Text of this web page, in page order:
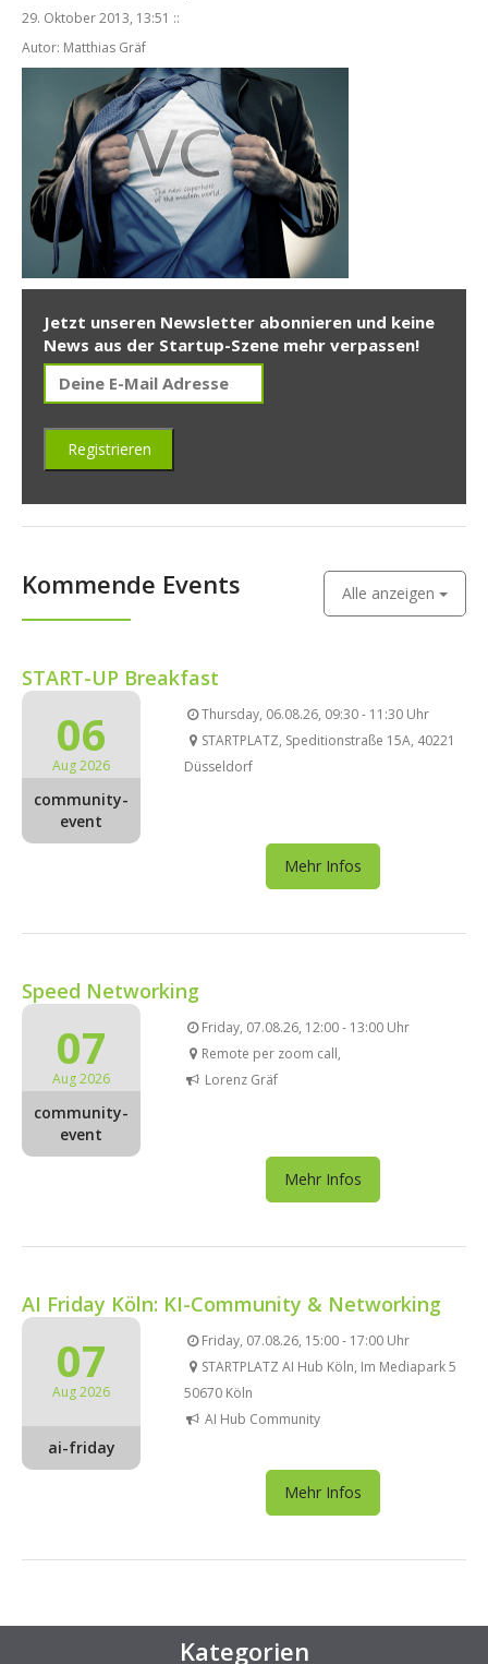
29. Oktober 2013, 13:51 ::
Autor: Matthias Gräf
Jetzt unseren Newsletter abonnieren und keine
News aus der Startup-Szene mehr verpassen!
Kommende Events Alle anzeigen
START-UP Breakfast
06
Aug 2026
community-
event
Thursday, 06.08.26, 09:30 - 11:30 Uhr
STARTPLATZ, Speditionstraße 15A, 40221
Düsseldorf
Mehr Infos
Speed Networking
07
Aug 2026
community-
event
Friday, 07.08.26, 12:00 - 13:00 Uhr
Remote per zoom call,
Lorenz Gräf
Mehr Infos
AI Friday Köln: KI-Community & Networking
07
Aug 2026
ai-friday
Friday, 07.08.26, 15:00 - 17:00 Uhr
STARTPLATZ AI Hub Köln, Im Mediapark 5
50670 Köln
AI Hub Community
Mehr Infos
Kategorien